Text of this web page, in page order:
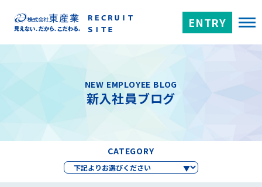
ENTRY
NEW EMPLOYEE BLOG
新入社員ブログ
CATEGORY